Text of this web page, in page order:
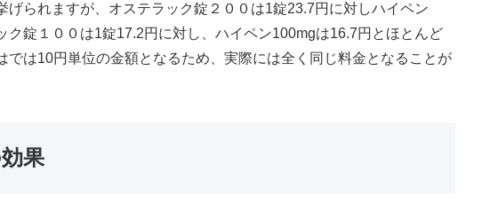
げられますが、オステラック錠２００は1錠23.7円に対しハイペン
ク錠１００は1錠17.2円に対し、ハイペン100mgは16.7円とほとんど
では10円単位の金額となるため、実際には全く同じ料金となることが
果